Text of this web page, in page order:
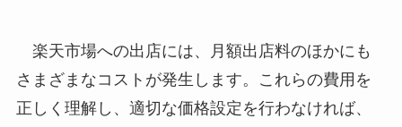
楽天市場への出店には、月額出店料のほかにも
さまざまなコストが発生します。これらの費用を
正しく理解し、適切な価格設定を行わなければ、